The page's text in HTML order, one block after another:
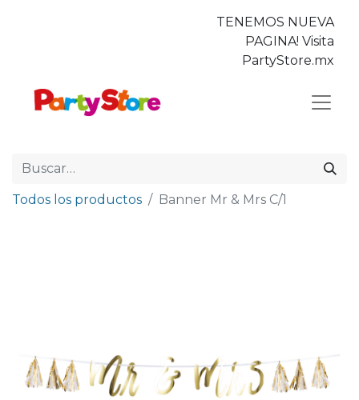
TENEMOS NUEVA
PAGINA! Visita
PartyStore.mx
Todos los productos Banner Mr & Mrs C/1